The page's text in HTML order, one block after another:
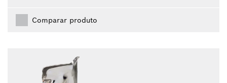
Comparar produto